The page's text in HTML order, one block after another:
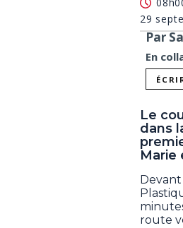
29
Par
En
Le
dans
Marie
route